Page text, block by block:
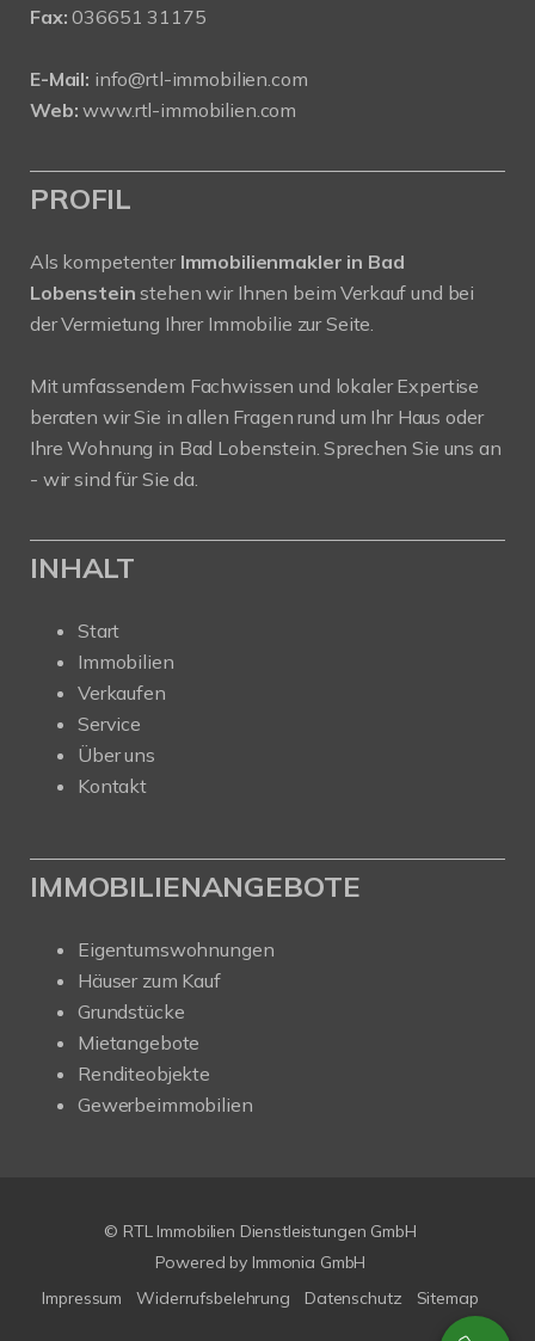
Fax: 036651 31175
E-Mail: info@rtl-immobilien.com
Web: www.rtl-immobilien.com
PROFIL
Als kompetenter Immobilienmakler in Bad
Lobenstein stehen wir Ihnen beim Verkauf und bei
der Vermietung Ihrer Immobilie zur Seite.
Mit umfassendem Fachwissen und lokaler Expertise
beraten wir Sie in allen Fragen rund um Ihr Haus oder
Ihre Wohnung in Bad Lobenstein. Sprechen Sie uns an
- wir sind für Sie da.
INHALT
Start
Immobilien
Verkaufen
Service
Über uns
Kontakt
IMMOBILIENANGEBOTE
Eigentumswohnungen
Häuser zum Kauf
Grundstücke
Mietangebote
Renditeobjekte
Gewerbeimmobilien
© RTL Immobilien Dienstleistungen GmbH
Powered by Immonia GmbH
Impressum
Widerrufsbelehrung Datenschutz Sitemap